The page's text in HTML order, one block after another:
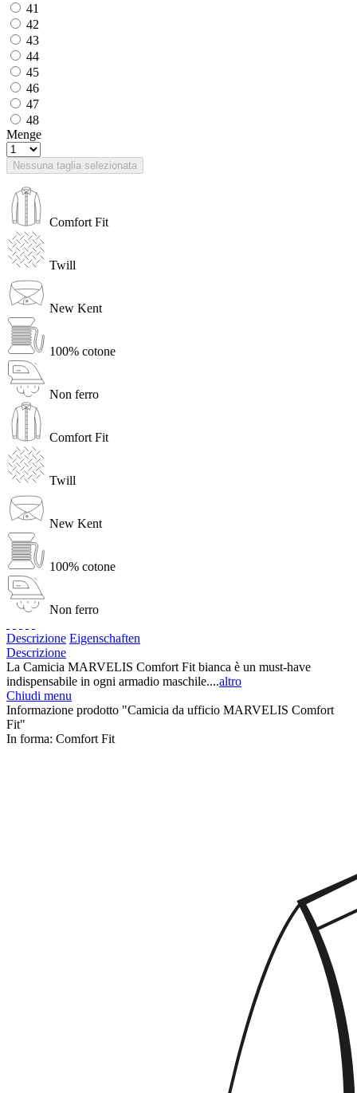
41
42
43
44
45
46
47
48
Menge
Nessuna taglia selezionata
Comfort Fit
Twill
New Kent
100% cotone
Non ferro
Comfort Fit
Twill
New Kent
100% cotone
Non ferro
Descrizione Eigenschaften
Descrizione
La Camicia MARVELIS Comfort Fit bianca è un must-have
indispensabile in ogni armadio maschile....altro
Chiudi menu
Informazione prodotto "Camicia da ufficio MARVELIS Comfort
Fit"
In forma: Comfort Fit